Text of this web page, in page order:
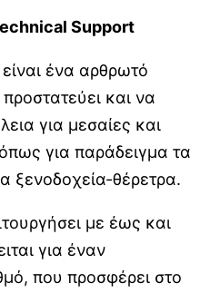
Support
ένα αρθρωτό
και να
για μεσαίες και
για παράδειγμα τα
ξενοδοχεία-θέρετρα.
με έως και
για έναν
που προσφέρει στο